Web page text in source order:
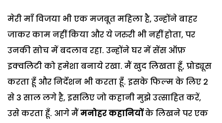
मेरी माँ विजया भी एक मजबूत महिला है, उन्होंने बाहर
जाकर काम नहीं किया और ये जरुरी भी नहीं होता, पर
उनकी सोच में बदलाव रहा. उन्होंने घर में सेंस ऑफ़
इक्वलिटी को हमेशा बनाये रखा. मैं खुद लिखता हूँ, प्रोड्यूस
करता हूँ और निर्देशन भी करता हूँ. इसके फिल्म के लिए 2
से 3 साल लगे है, इसलिए जो कहानी मुझे उत्साहित करें,
उसे करता हूँ. आगे मैंमनोहर कहानियोंके लिखने पर एक